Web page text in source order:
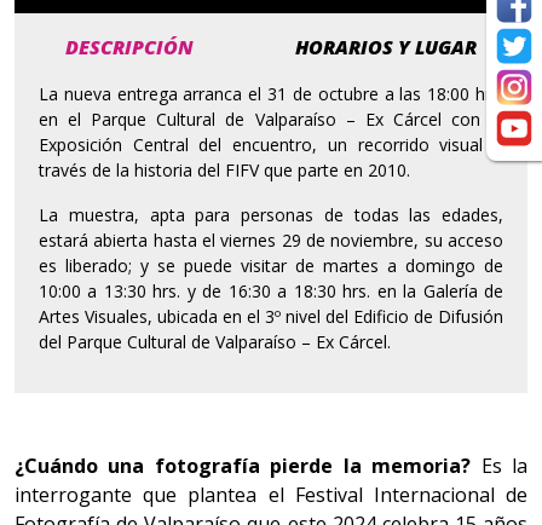
DESCRIPCIÓN HORARIOS Y LUGAR
La nueva entrega arranca el 31 de octubre a las 18:00 hrs.
en el Parque Cultural de Valparaíso – Ex Cárcel con la
Exposición Central del encuentro, un recorrido visual a
través de la historia del FIFV que parte en 2010.
La muestra, apta para personas de todas las edades,
estará abierta hasta el viernes 29 de noviembre, su acceso
es liberado; y se puede visitar de martes a domingo de
10:00 a 13:30 hrs. y de 16:30 a 18:30 hrs. en la Galería de
Artes Visuales, ubicada en el 3º nivel del Edificio de Difusión
del Parque Cultural de Valparaíso – Ex Cárcel.
¿Cuándo una fotografía pierde la memoria? Es la
interrogante que plantea el Festival Internacional de